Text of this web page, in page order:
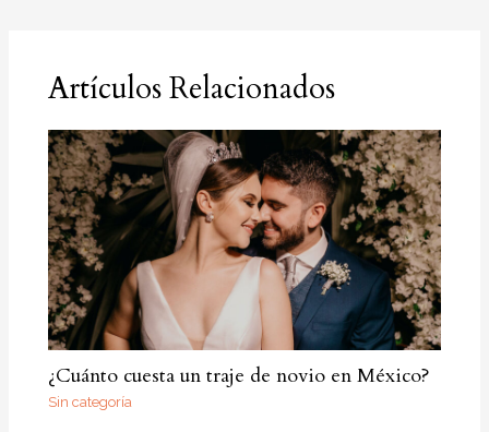
Artículos Relacionados
¿Cuánto cuesta un traje de novio en México?
Sin categoría